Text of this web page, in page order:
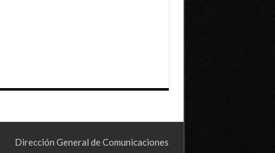
Dirección General de Comunicaciones